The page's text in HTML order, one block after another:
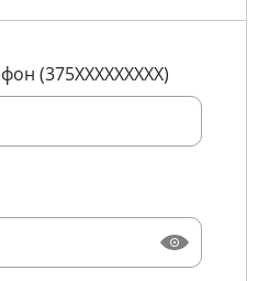
(375XXXXXXXXX)